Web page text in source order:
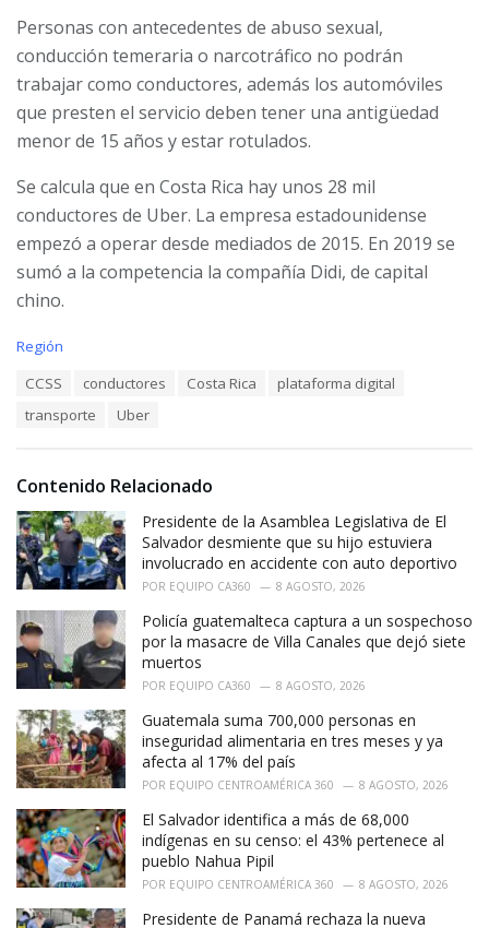
Personas con antecedentes de abuso sexual,
conducción temeraria o narcotráfico no podrán
trabajar como conductores, además los automóviles
que presten el servicio deben tener una antigüedad
menor de 15 años y estar rotulados.
Se calcula que en Costa Rica hay unos 28 mil
conductores de Uber. La empresa estadounidense
empezó a operar desde mediados de 2015. En 2019 se
sumó a la competencia la compañía Didi, de capital
chino.
C
i
s
:
Región
CCSS conductores Costa Rica
plataforma digital
transporte
Uber
Contenido Relacionado
Presidente de la Asamblea Legislativa de El
Salvador desmiente que su hijo estuviera
involucrado en accidente con auto deportivo
POR EQUIPO CA360 8 AGOSTO, 2026
Policía guatemalteca captura a un sospechoso
por la masacre de Villa Canales que dejó siete
muertos
POR EQUIPO CA360 8 AGOSTO, 2026
Guatemala suma 700,000 personas en
inseguridad alimentaria en tres meses y ya
afecta al 17% del país
POR EQUIPO CENTROAMÉRICA 360 8 AGOSTO, 2026
El Salvador identifica a más de 68,000
indígenas en su censo: el 43% pertenece al
pueblo Nahua Pipil
POR EQUIPO CENTROAMÉRICA 360 8 AGOSTO, 2026
Presidente de Panamá rechaza la nueva